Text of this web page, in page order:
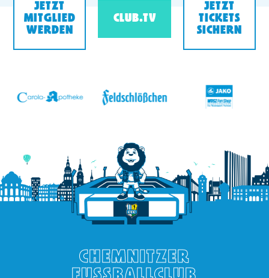
JETZT
MITGLIED
WERDEN
CLUB.TV
JETZT
TICKETS
SICHERN
CHEMNITZER